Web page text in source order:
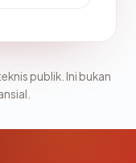
publik. Ini bukan